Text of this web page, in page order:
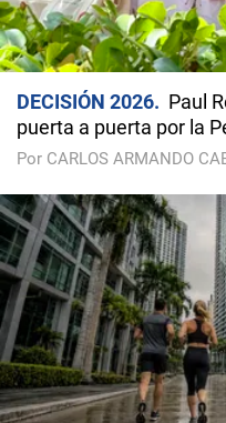
DECISIÓN 2026
Paul
puerta a puerta por la
Por CARLOS ARMANDO